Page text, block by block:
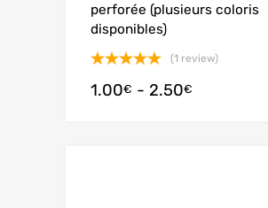
perforée (plusieurs coloris
disponibles)
5.00su 5
(1 review)
1.00€ - 2.50€